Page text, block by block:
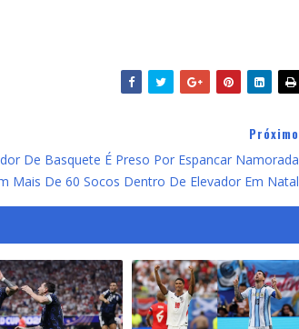
Próximo
De Basquete É Preso Por Espancar Namorada
Mais De 60 Socos Dentro De Elevador Em Natal